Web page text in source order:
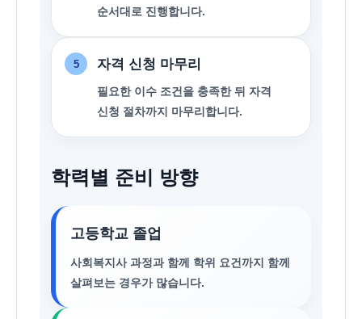
순서대로 진행합니다.
5 자격 신청 마무리
필요한 이수 조건을 충족한 뒤 자격
신청 절차까지 마무리합니다.
학력별 준비 방향
고등학교 졸업
사회복지사 과정과 함께 학위 요건까지 함께
살펴보는 경우가 많습니다.